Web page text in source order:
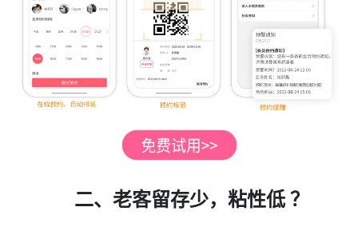
二、老客留存少，粘性低 ？